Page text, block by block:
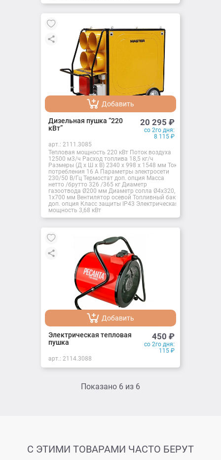
Добавить
Добавлено
Дизельная пушка “220
кВт”
20 295 ₽
со 2го дня:
8 115 ₽
арт.: 2111.3085
Тепловая мощность 220 кВт Поток воздуха
12500 м3/ч Расход топлива 18,5 кг/ч
Размеры (Д x Ш x В) 2340 x 998 x 1548 мм Ток
потребления 16 A Параметры электросети
230/50 В/Гц Термостат доп. опция Масса
нетто /брутто 326 /365 кг Диаметр
газоотвода Ø200 мм Диаметр сопла Ø4x320,
1x700 мм Вентилятор осевой Топливный бак
доп. опция Класс защиты IP43 Электрическая
мощность 3,68 кВт
Добавить
Добавлено
Электрическая тепловая
пушка
450 ₽
со 2го дня:
115 ₽
арт.: 2114.3088
Показано 6 из 6
С ЭТИМИ ТОВАРАМИ ЧАСТО БЕРУТ